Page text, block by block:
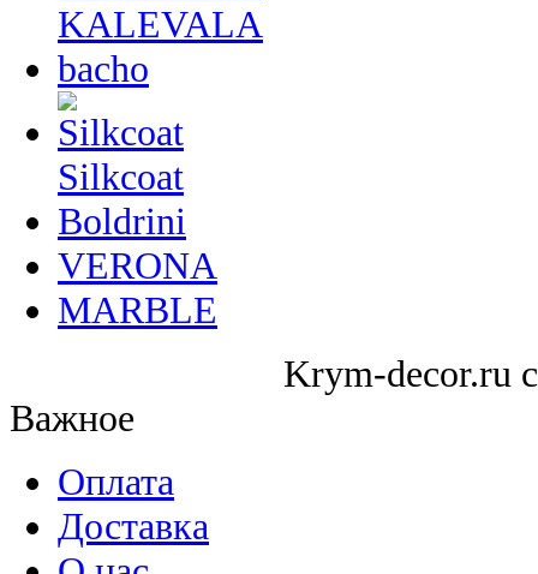
KALEVALA
bacho
Silkcoat
Boldrini
VERONA
MARBLE
Krym-decor.ru
Важное
Оплата
Доставка